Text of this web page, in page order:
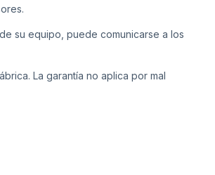
su equipo, puede comunicarse a los
La garantía no aplica por mal